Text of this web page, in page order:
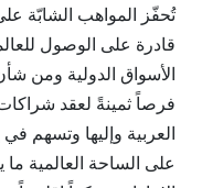
تُحفّز المواهب الشابّة
قادرة على الوصول
الأسواق الدولية ومن
فرصاً ثمينةً لعقد
العربية وإليها وتسهم
على الساحة العالمية